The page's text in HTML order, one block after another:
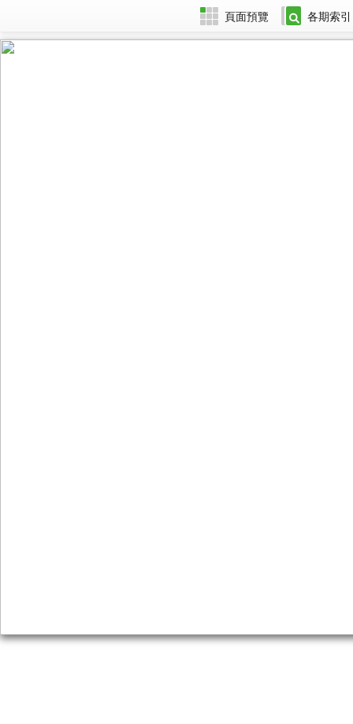
頁面預覽 各期索引